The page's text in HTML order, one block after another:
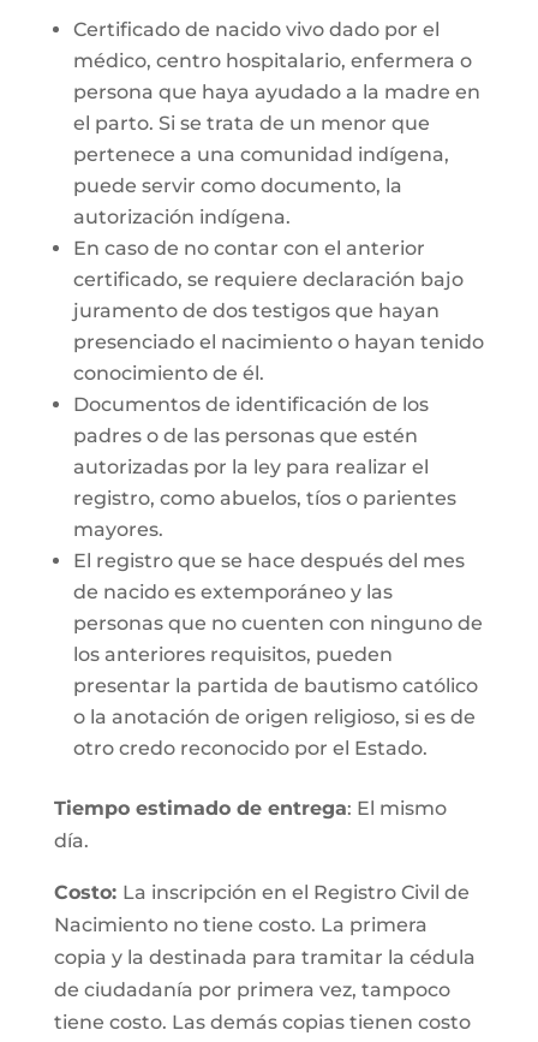
Certificado de nacido vivo dado por el
médico, centro hospitalario, enfermera o
persona que haya ayudado a la madre en
el parto. Si se trata de un menor que
pertenece a una comunidad indígena,
puede servir como documento, la
autorización indígena.
En caso de no contar con el anterior
certificado, se requiere declaración bajo
juramento de dos testigos que hayan
presenciado el nacimiento o hayan tenido
conocimiento de él.
Documentos de identificación de los
padres o de las personas que estén
autorizadas por la ley para realizar el
registro, como abuelos, tíos o parientes
mayores.
El registro que se hace después del mes
de nacido es extemporáneo y las
personas que no cuenten con ninguno de
los anteriores requisitos, pueden
presentar la partida de bautismo católico
o la anotación de origen religioso, si es de
otro credo reconocido por el Estado.
Tiempo estimado de entrega: El mismo
día.
Costo: La inscripción en el Registro Civil de
Nacimiento no tiene costo. La primera
copia y la destinada para tramitar la cédula
de ciudadanía por primera vez, tampoco
tiene costo. Las demás copias tienen costo